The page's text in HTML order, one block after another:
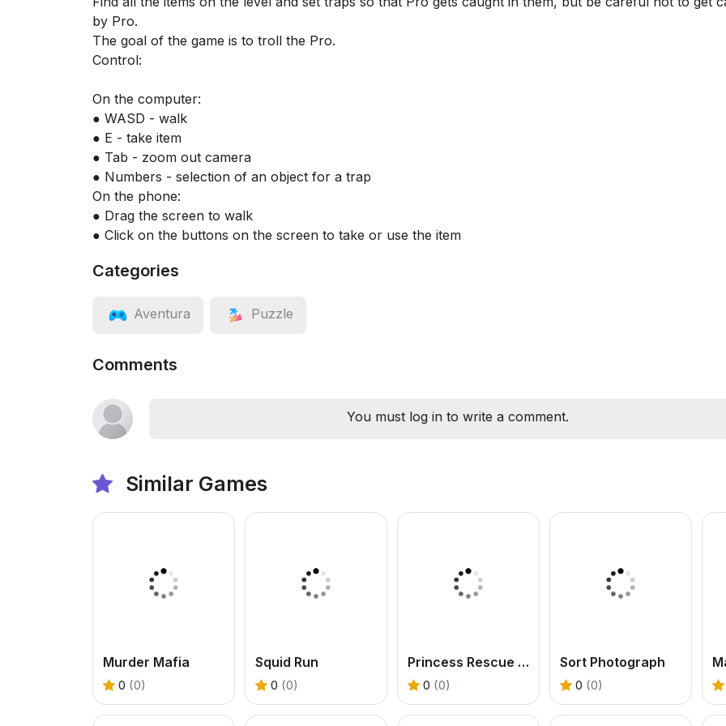
by Pro.
The goal of the game is to troll the Pro.
Control:
On the computer:
● WASD - walk
● E - take item
● Tab - zoom out camera
● Numbers - selection of an object for a trap
On the phone:
● Drag the screen to walk
● Click on the buttons on the screen to take or use the item
Categories
Aventura Puzzle
Comments
You must log in to write a comment.
Similar Games
Murder Mafia
0 (0)
Squid Run
0 (0)
Princess Rescue Cut Rope
0 (0)
Sort Photograph
0 (0)